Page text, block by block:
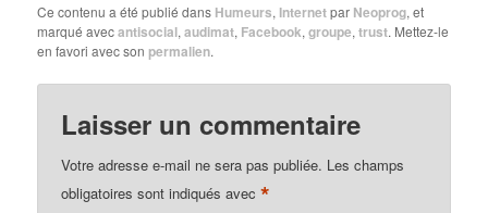
Ce contenu a été publié dans Humeurs, Internetpar Neoprog, et
marqué avecantisocial,audimat, Facebook,groupe,trust. Mettez-le
en favori avec son permalien.
Laisser un commentaire
Votre adresse e-mail ne sera pas publiée. Les champs
obligatoires sont indiqués avec*